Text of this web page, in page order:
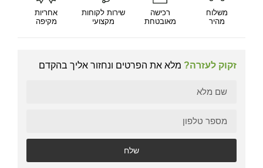
משלוח
מהיר
רכישה
מאובטחת
שירות לקוחות
מקצועי
אחריות
מקיפה
זקוק לעזרה? מלא את הפרטים ונחזור אליך בהקדם
שלח